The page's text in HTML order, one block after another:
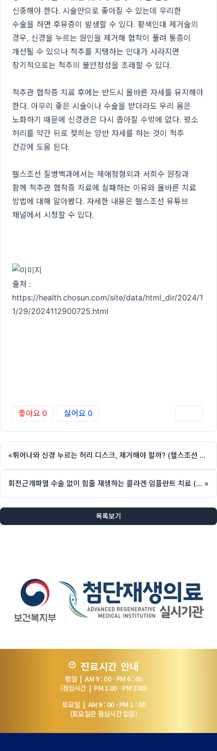
신중해야 한다. 시술만으로 좋아질 수 있는데 무리한
수술을 하면 후유증이 발생할 수 있다. 황색인대 제거술의
경우, 신경을 누르는 원인을 제거해 협착이 풀려 통증이
개선될 수 있으나 척추를 지탱하는 인대가 사라지면
장기적으로는 척추의 불안정성을 초래할 수 있다.
척추관 협착증 치료 후에는 반드시 올바른 자세를 유지해야
한다. 아무리 좋은 시술이나 수술을 받더라도 우리 몸은
노화하기 때문에 신경관은 다시 좁아질 수밖에 없다. 평소
허리를 약간 뒤로 젖히는 양반 자세를 하는 것이 척추
건강에 도움 된다.
헬스조선 질병백과에서는 제애정형외과 서희수 원장과
함께 척추관 협착증 치료에 실패하는 이유와 올바른 치료
방법에 대해 알아봤다. 자세한 내용은 헬스조선 유튜브
채널에서 시청할 수 있다.
출처 :
https://health.chosun.com/site/data/html_dir/2024/1
1/29/2024112900725.html
좋아요 0 싫어요 0
« 튀어나와 신경 누르는 허리 디스크, 제거해야 할까? (헬스조선 칼럼, 제애정형외과 서희수 원장)
회전근개파열 수술 없이 힘줄 재생하는 콜라겐 임플란트 치료 (헬스조선 칼럼, 제애정형외과 서희수 원장) »
목록보기
진료시간 안내
평일 | AM 9 : 00 - PM 6 : 00
(점심시간 | PM 1:00 - PM 2:00)
토요일 | AM 9 : 00 - PM 1 : 00
(토요일은 점심시간 없음)